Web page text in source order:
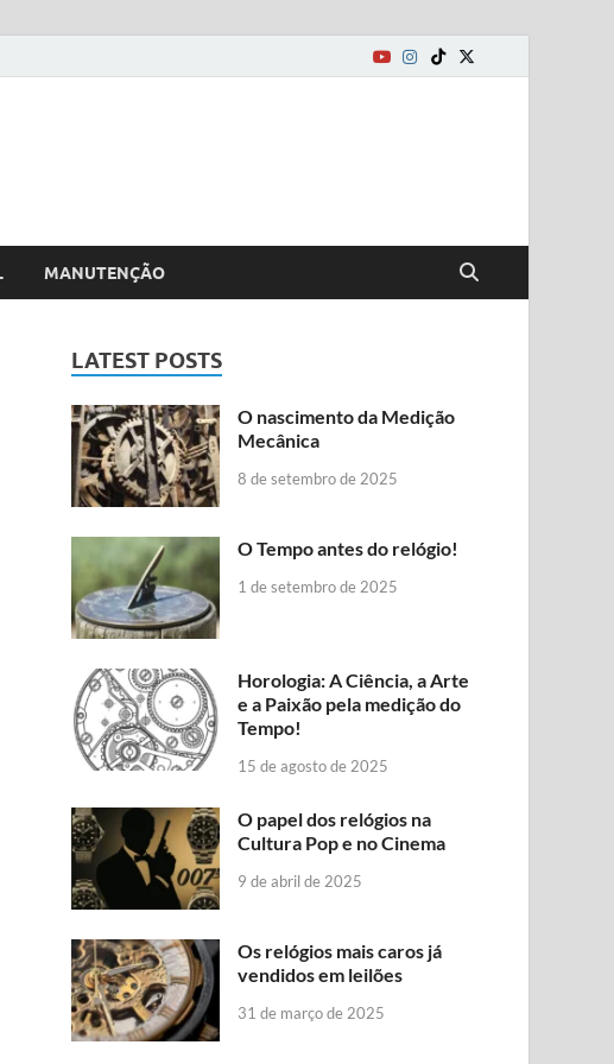
MANUTENÇÃO
LATEST POSTS
O nascimento da Medição
Mecânica
8 de setembro de 2025
O Tempo antes do relógio!
1 de setembro de 2025
Horologia: A Ciência, a Arte
e a Paixão pela medição do
Tempo!
15 de agosto de 2025
O papel dos relógios na
Cultura Pop e no Cinema
9 de abril de 2025
Os relógios mais caros já
vendidos em leilões
31 de março de 2025